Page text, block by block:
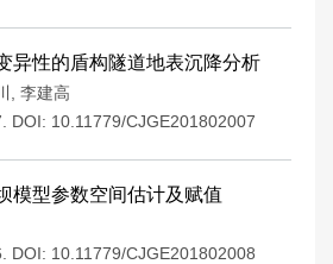
异性的盾构隧道地表沉降分析
李建高
DOI: 10.11779/CJGE201802007
模型参数空间估计及赋值
DOI: 10.11779/CJGE201802008